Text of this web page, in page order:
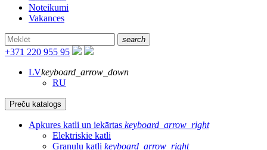
Noteikumi
Vakances
search
+371 220 955 95
LVkeyboard_arrow_down
RU
Preču katalogs
Apkures katli un iekārtas keyboard_arrow_right
Elektriskie katli
Granulu katli keyboard_arrow_right